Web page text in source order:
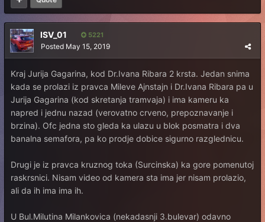
ISV_01 5221
Posted May 15, 2019
Kraj Jurija Gagarina, kod Dr.Ivana Ribara 2 krsta. Jedan snima
kada se prolazi iz pravca Mileve Ajnstajn i Dr.Ivana Ribara pa u
Jurija Gagarina (kod skretanja tramvaja) i ima kameru ka
napred i jednu nazad (verovatno crveno, prepoznavanje i
brzina). Ofc jedna sto gleda ka ulazu u blok posmatra i dva
banalna semafora, pa ko prodje dobice sigurno razglednicu.
Drugi je iz pravca kruznog toka (Surcinska) ka gore pomenutoj
raskrsnici. Nisam video od kamera sta ima jer nisam prolazio,
ali da ih ima ima ih.
U Bul.Milutina Milankovica (nekadasnji 3.bulevar) odavno